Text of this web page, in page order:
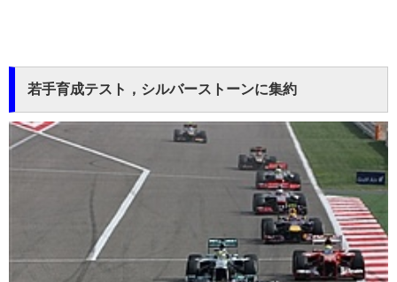
若手育成テスト，シルバーストーンに集約